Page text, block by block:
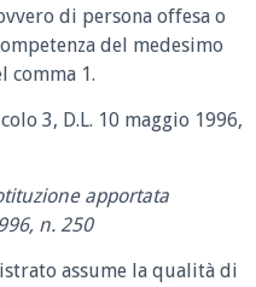
di persona offesa o
del medesimo
comma 1.
3, D.L. 10 maggio 1996,
apportata
n. 250
assume la qualità di